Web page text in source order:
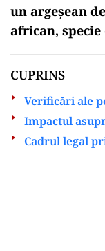
un argeşean
african,
CUPRINS
Verificări ale
Impactul
Cadrul legal